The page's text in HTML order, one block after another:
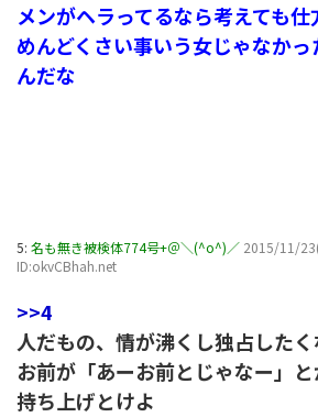
メンがヘラってるなら考えても
めんどくさい事いう女じゃなか
んだな
5: 名も無き被検体774号+＠＼(^o^)／ 2015/11/
ID:okvCBhah.net
>>4
人だもの、情が沸くし独占した
お前が「あーお前とじゃなー」
持ち上げとけよ